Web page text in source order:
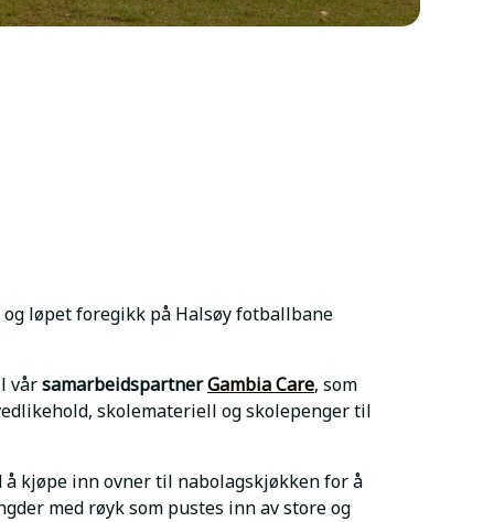
løpet foregikk på Halsøy fotballbane
vårsamarbeidspartnerGambia Care, som
skolemateriell og skolepenger til
å kjøpe inn ovner til nabolagskjøkken for å
med røyk som pustes inn av store og